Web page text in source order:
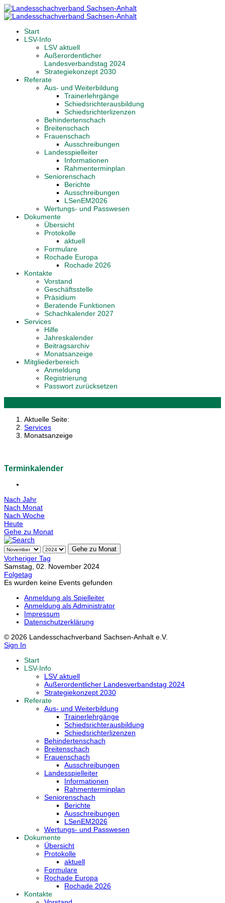
Start
LSV-Info
LSV aktuell
Außerordentlicher
Landesverbandstag 2024
Strategiekonzept 2030
Referate
Aus- und Weiterbildung
Trainerlehrgänge
Schiedsrichterausbildung
Schiedsrichterlizenzen
Behindertenschach
Breitenschach
Frauenschach
Ausschreibungen
Landesspielleiter
Informationen
Rahmenterminplan
Seniorenschach
Berichte
Ausschreibungen
LSenEM2026
Wertungs- und Passwesen
Dokumente
Übersicht
Protokolle
aktuell
Formulare
Rochade Europa
Rochade 2026
Kontakte
Vorstand
Geschäftsstelle
Präsidium
Beratende Funktionen
Schachkalender 2027
Services
Hilfe
Jahreskalender
Beitragsarchiv
Monatsanzeige
Mitgliederbereich
Anmeldung
Registrierung
Passwort zurücksetzen
Aktuelle Seite:
Services
Monatsanzeige
Terminkalender
Nach Jahr
Nach Monat
Nach Woche
Heute
Gehe zu Monat
Gehe zu Monat
Vorheriger Tag
Samstag, 02. November 2024
Folgetag
Es wurden keine Events gefunden
Anmeldung als Spielleiter
Anmeldung als Administrator
Impressum
Datenschutzerklärung
© 2026 Landesschachverband Sachsen-Anhalt e.V.
Sign In
Start
LSV-Info
LSV aktuell
Außerordentlicher Landesverbandstag 2024
Strategiekonzept 2030
Referate
Aus- und Weiterbildung
Trainerlehrgänge
Schiedsrichterausbildung
Schiedsrichterlizenzen
Behindertenschach
Breitenschach
Frauenschach
Ausschreibungen
Landesspielleiter
Informationen
Rahmenterminplan
Seniorenschach
Berichte
Ausschreibungen
LSenEM2026
Wertungs- und Passwesen
Dokumente
Übersicht
Protokolle
aktuell
Formulare
Rochade Europa
Rochade 2026
Kontakte